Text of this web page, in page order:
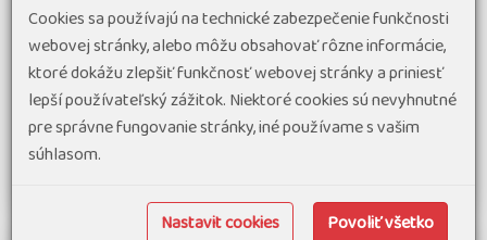
#Pohodové týždne v Európe
termín zájazdu
19.09.26-26.09.26 od1 830 €
Cyprus 8 dní Náročnosť 1.5 Skupina 8
Cookies sa používajú na technické zabezpečenie funkčnosti
webovej stránky, alebo môžu obsahovať rôzne informácie,
ktoré dokážu zlepšiť funkčnosť webovej stránky a priniesť
lepší používateľský zážitok. Niektoré cookies sú nevyhnutné
pre správne fungovanie stránky, iné používame s vašim
súhlasom.
Nastavit cookies Povoliť všetko